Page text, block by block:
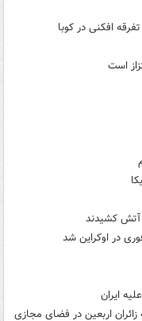
افکنی در کوبا
است
آتش کشیدند
در اوکراین شد
ایران
اربعین در فضای مجازی